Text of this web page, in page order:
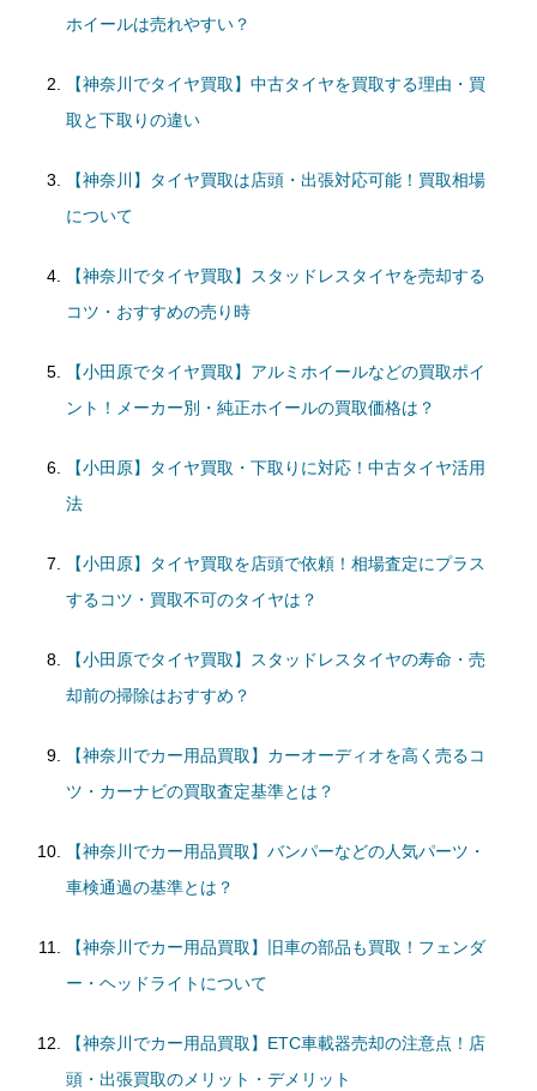
ホイールは売れやすい？
【神奈川でタイヤ買取】中古タイヤを買取する理由・買
取と下取りの違い
【神奈川】タイヤ買取は店頭・出張対応可能！買取相場
について
【神奈川でタイヤ買取】スタッドレスタイヤを売却する
コツ・おすすめの売り時
【小田原でタイヤ買取】アルミホイールなどの買取ポイ
ント！メーカー別・純正ホイールの買取価格は？
【小田原】タイヤ買取・下取りに対応！中古タイヤ活用
法
【小田原】タイヤ買取を店頭で依頼！相場査定にプラス
するコツ・買取不可のタイヤは？
【小田原でタイヤ買取】スタッドレスタイヤの寿命・売
却前の掃除はおすすめ？
【神奈川でカー用品買取】カーオーディオを高く売るコ
ツ・カーナビの買取査定基準とは？
【神奈川でカー用品買取】バンパーなどの人気パーツ・
車検通過の基準とは？
【神奈川でカー用品買取】旧車の部品も買取！フェンダ
ー・ヘッドライトについて
【神奈川でカー用品買取】ETC車載器売却の注意点！店
頭・出張買取のメリット・デメリット